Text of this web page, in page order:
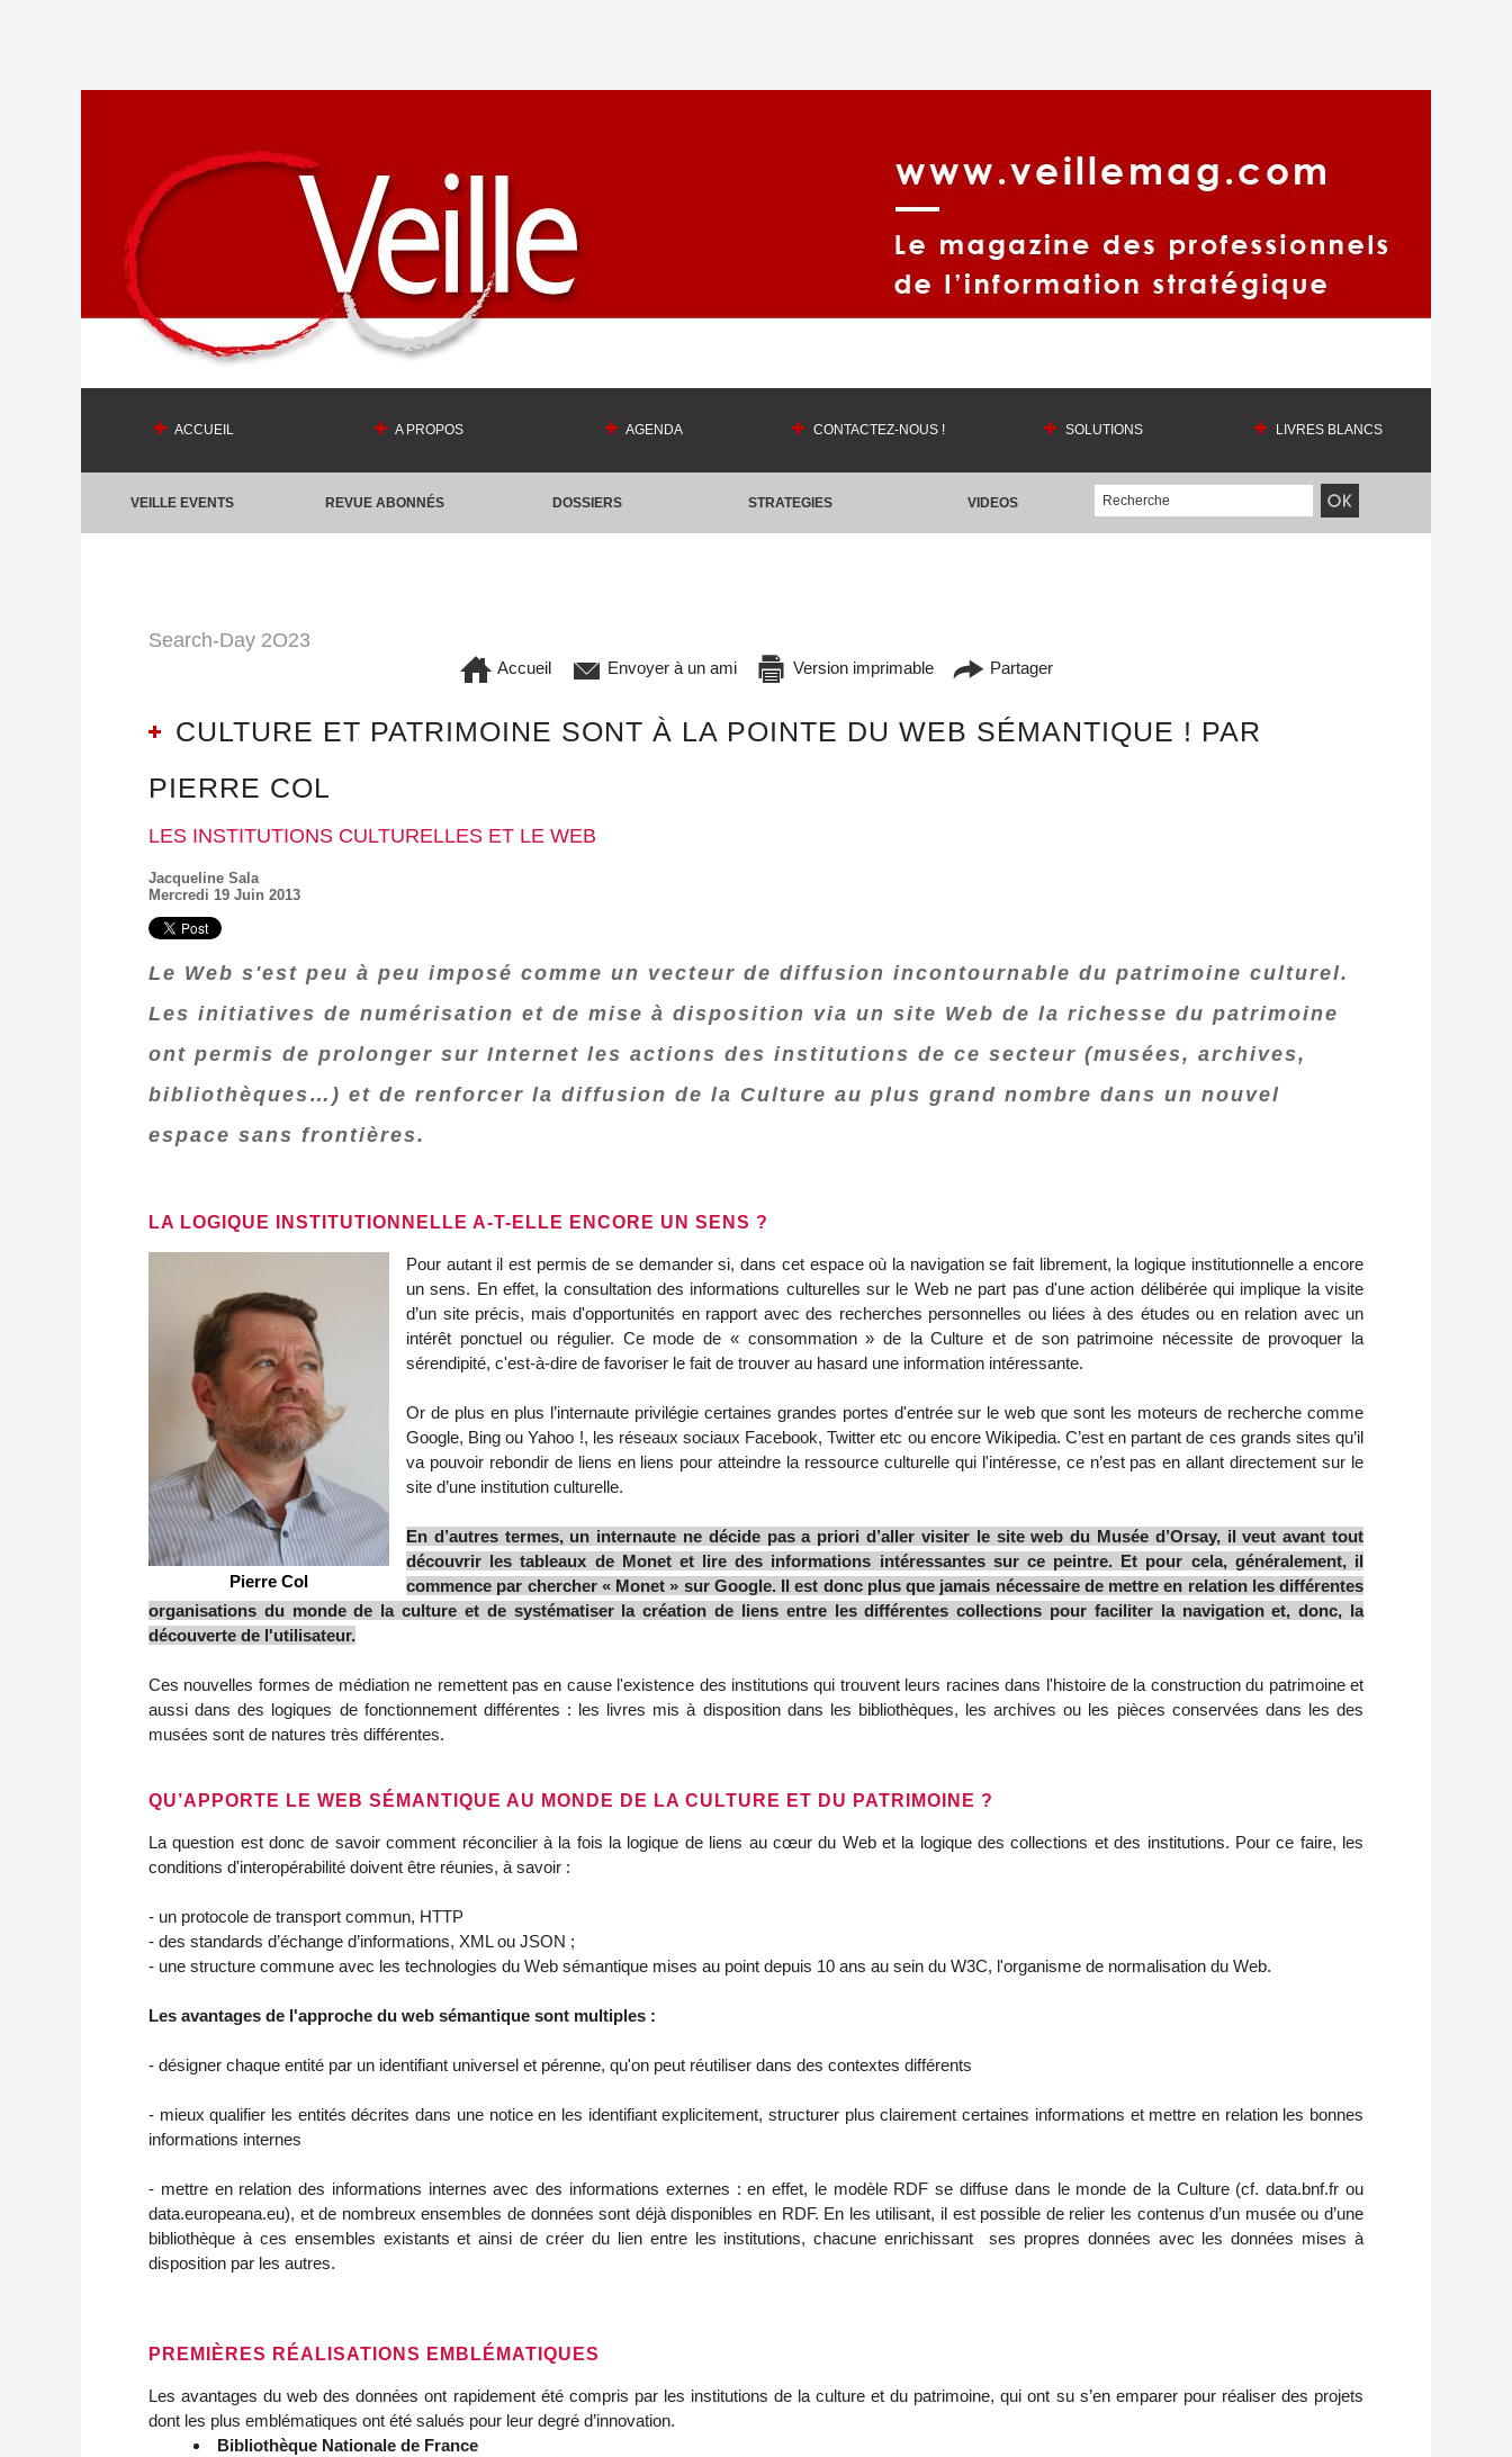
ACCUEIL A PROPOS AGENDA CONTACTEZ-NOUS ! SOLUTIONS LIVRES BLANCS
VEILLE EVENTS REVUE ABONNÉS DOSSIERS STRATEGIES VIDEOS
Search-Day 2O23
Accueil Envoyer à un ami Version imprimable Partager
CULTURE ET PATRIMOINE SONT À LA POINTE DU WEB SÉMANTIQUE ! PAR
PIERRE COL
LES INSTITUTIONS CULTURELLES ET LE WEB
Jacqueline Sala
Mercredi 19 Juin 2013
Le Web s'est peu à peu imposé comme un vecteur de diffusion incontournable du patrimoine culturel.
Les initiatives de numérisation et de mise à disposition via un site Web de la richesse du patrimoine
ont permis de prolonger sur Internet les actions des institutions de ce secteur (musées, archives,
bibliothèques…) et de renforcer la diffusion de la Culture au plus grand nombre dans un nouvel
espace sans frontières.
LA LOGIQUE INSTITUTIONNELLE A-T-ELLE ENCORE UN SENS ?
Pierre Col
Pour autant il est permis de se demander si, dans cet espace où la navigation se fait librement, la logique institutionnelle a encore
un sens. En effet, la consultation des informations culturelles sur le Web ne part pas d'une action délibérée qui implique la visite
d’un site précis, mais d'opportunités en rapport avec des recherches personnelles ou liées à des études ou en relation avec un
intérêt ponctuel ou régulier. Ce mode de « consommation » de la Culture et de son patrimoine nécessite de provoquer la
sérendipité, c'est-à-dire de favoriser le fait de trouver au hasard une information intéressante.
Or de plus en plus l’internaute privilégie certaines grandes portes d'entrée sur le web que sont les moteurs de recherche comme
Google, Bing ou Yahoo !, les réseaux sociaux Facebook, Twitter etc ou encore Wikipedia. C’est en partant de ces grands sites qu’il
va pouvoir rebondir de liens en liens pour atteindre la ressource culturelle qui l'intéresse, ce n’est pas en allant directement sur le
site d’une institution culturelle.
En d’autres termes, un internaute ne décide pas a priori d’aller visiter le site web du Musée d’Orsay, il veut avant tout
découvrir les tableaux de Monet et lire des informations intéressantes sur ce peintre. Et pour cela, généralement, il
commence par chercher « Monet » sur Google. Il est donc plus que jamais nécessaire de mettre en relation les différentes
organisations du monde de la culture et de systématiser la création de liens entre les différentes collections pour faciliter la navigation et, donc, la
découverte de l'utilisateur.
Ces nouvelles formes de médiation ne remettent pas en cause l'existence des institutions qui trouvent leurs racines dans l'histoire de la construction du patrimoine et
aussi dans des logiques de fonctionnement différentes : les livres mis à disposition dans les bibliothèques, les archives ou les pièces conservées dans les des
musées sont de natures très différentes.
QU’APPORTE LE WEB SÉMANTIQUE AU MONDE DE LA CULTURE ET DU PATRIMOINE ?
La question est donc de savoir comment réconcilier à la fois la logique de liens au cœur du Web et la logique des collections et des institutions. Pour ce faire, les
conditions d'interopérabilité doivent être réunies, à savoir :
- un protocole de transport commun, HTTP
- des standards d’échange d’informations, XML ou JSON ;
- une structure commune avec les technologies du Web sémantique mises au point depuis 10 ans au sein du W3C, l'organisme de normalisation du Web.
Les avantages de l'approche du web sémantique sont multiples :
- désigner chaque entité par un identifiant universel et pérenne, qu'on peut réutiliser dans des contextes différents
- mieux qualifier les entités décrites dans une notice en les identifiant explicitement, structurer plus clairement certaines informations et mettre en relation les bonnes
informations internes
- mettre en relation des informations internes avec des informations externes : en effet, le modèle RDF se diffuse dans le monde de la Culture (cf. data.bnf.fr ou
data.europeana.eu), et de nombreux ensembles de données sont déjà disponibles en RDF. En les utilisant, il est possible de relier les contenus d’un musée ou d’une
bibliothèque à ces ensembles existants et ainsi de créer du lien entre les institutions, chacune enrichissant ses propres données avec les données mises à
disposition par les autres.
PREMIÈRES RÉALISATIONS EMBLÉMATIQUES
Les avantages du web des données ont rapidement été compris par les institutions de la culture et du patrimoine, qui ont su s’en emparer pour réaliser des projets
dont les plus emblématiques ont été salués pour leur degré d’innovation.
Bibliothèque Nationale de France